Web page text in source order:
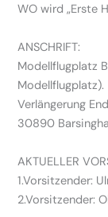
WO wird „Erste
ANSCHRIFT:
Modellflugplatz
Modellflugplatz).
Verlängerung
30890
AKTUELLER
1.Vorsitzender:
2.Vorsitzender: